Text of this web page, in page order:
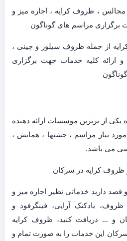
، ظروف کرایه ، اجاره میز و
برگزاری مراسم های گوناگون
از جمله ظروف سیلور و چینی ،
ارائه کلیه خدمات جهت برگزاری
از برترین موسسات ارائه دهنده
نیاز مراسم ، جشنها ، همایش ،
می باشد.
ظروف کرایه در سرکان
دارید خدماتی نظیر اجاره میز و
بادکنک آرایی، فینگرفود و
و … دریافت کنید، ظروف کرایه
این خدمات را به صورت تمام و